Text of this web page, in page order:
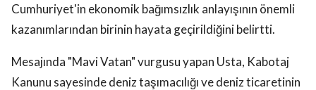
Cumhuriyet'in ekonomik bağımsızlık anlayışının önemli
kazanımlarından birinin hayata geçirildiğini belirtti.
Mesajında "Mavi Vatan" vurgusu yapan Usta, Kabotaj
Kanunu sayesinde deniz taşımacılığı ve deniz ticaretinin